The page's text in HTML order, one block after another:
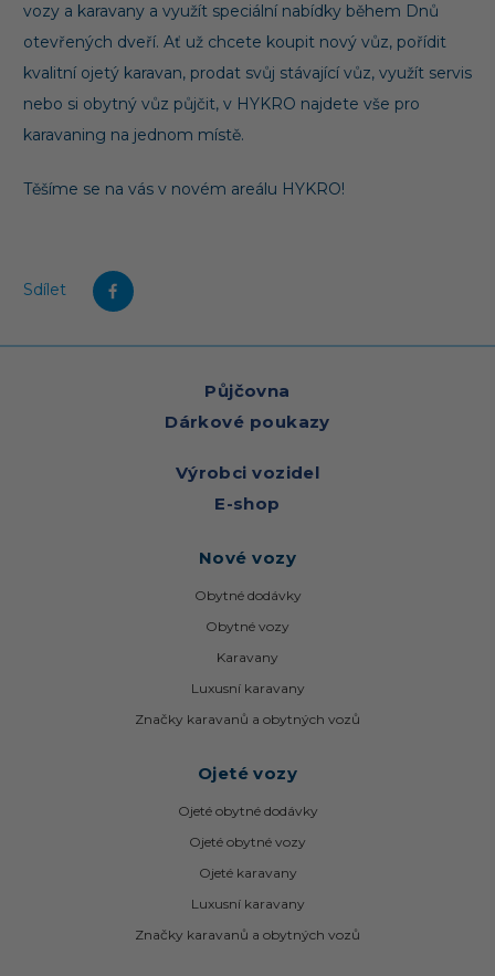
vozy a karavany a využít speciální nabídky během Dnů
otevřených dveří. Ať už chcete koupit nový vůz, pořídit
kvalitní ojetý karavan, prodat svůj stávající vůz, využít servis
nebo si obytný vůz půjčit, v HYKRO najdete vše pro
karavaning na jednom místě.
Těšíme se na vás v novém areálu HYKRO!
Sdílet
Půjčovna
Dárkové poukazy
Výrobci vozidel
E-shop
Nové vozy
Obytné dodávky
Obytné vozy
Karavany
Luxusní karavany
Značky karavanů a obytných vozů
Ojeté vozy
Ojeté obytné dodávky
Ojeté obytné vozy
Ojeté karavany
Luxusní karavany
Značky karavanů a obytných vozů